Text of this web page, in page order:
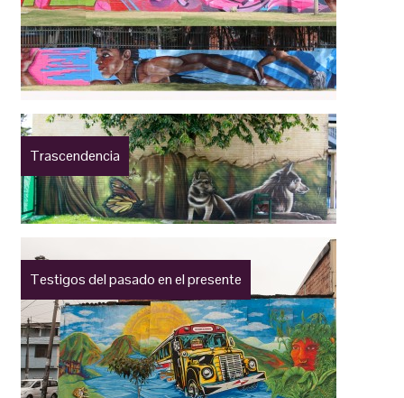
Trascendencia
Testigos del pasado en el presente